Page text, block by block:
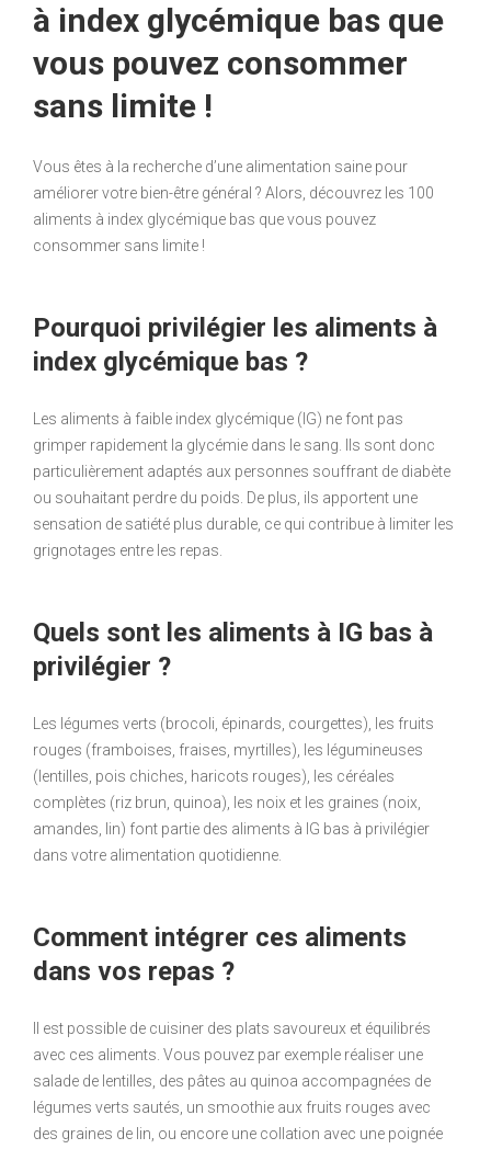
à index glycémique bas que
vous pouvez consommer
sans limite !
Vous êtes à la recherche d’une alimentation saine pour
améliorer votre bien-être général ? Alors, découvrez les 100
aliments à index glycémique bas que vous pouvez
consommer sans limite !
Pourquoi privilégier les aliments à
index glycémique bas ?
Les aliments à faible index glycémique (IG) ne font pas
grimper rapidement la glycémie dans le sang. Ils sont donc
particulièrement adaptés aux personnes souffrant de diabète
ou souhaitant perdre du poids. De plus, ils apportent une
sensation de satiété plus durable, ce qui contribue à limiter les
grignotages entre les repas.
Quels sont les aliments à IG bas à
privilégier ?
Les légumes verts (brocoli, épinards, courgettes), les fruits
rouges (framboises, fraises, myrtilles), les légumineuses
(lentilles, pois chiches, haricots rouges), les céréales
complètes (riz brun, quinoa), les noix et les graines (noix,
amandes, lin) font partie des aliments à IG bas à privilégier
dans votre alimentation quotidienne.
Comment intégrer ces aliments
dans vos repas ?
Il est possible de cuisiner des plats savoureux et équilibrés
avec ces aliments. Vous pouvez par exemple réaliser une
salade de lentilles, des pâtes au quinoa accompagnées de
légumes verts sautés, un smoothie aux fruits rouges avec
des graines de lin, ou encore une collation avec une poignée